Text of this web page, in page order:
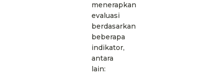
menerapkan
evaluasi
berdasarkan
beberapa
indikator,
antara
lain: